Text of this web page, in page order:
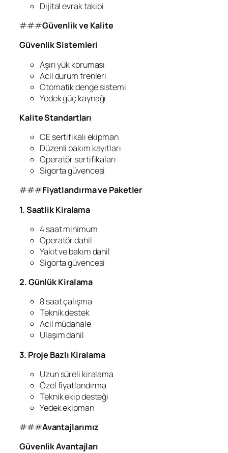
Dijital evrak takibi
###Güvenlik ve Kalite
Güvenlik Sistemleri
Aşırı yük koruması
Acil durum frenleri
Otomatik denge sistemi
Yedek güç kaynağı
Kalite Standartları
CE sertifikalı ekipman
Düzenli bakım kayıtları
Operatör sertifikaları
Sigorta güvencesi
###Fiyatlandırma ve Paketler
1. Saatlik Kiralama
4 saat minimum
Operatör dahil
Yakıt ve bakım dahil
Sigorta güvencesi
2. Günlük Kiralama
8 saat çalışma
Teknik destek
Acil müdahale
Ulaşım dahil
3. Proje Bazlı Kiralama
Uzun süreli kiralama
Özel fiyatlandırma
Teknik ekip desteği
Yedek ekipman
###Avantajlarımız
Güvenlik Avantajları